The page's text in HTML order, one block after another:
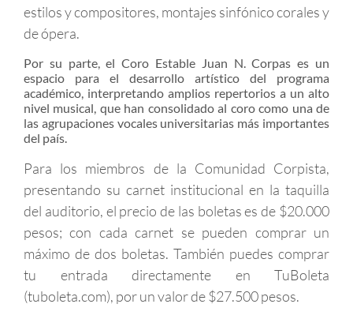
estilos y compositores, montajes sinfónico corales y
de ópera.
Por su parte, el Coro Estable Juan N. Corpas es un
espacio para el desarrollo artístico del programa
académico, interpretando amplios repertorios a un alto
nivel musical, que han consolidado al coro como una de
las agrupaciones vocales universitarias más importantes
del país.
Para los miembros de la Comunidad Corpista,
presentando su carnet institucional en la taquilla
del auditorio, el precio de las boletas es de $20.000
pesos; con cada carnet se pueden comprar un
máximo de dos boletas. También puedes comprar
tu entrada directamente en TuBoleta
(tuboleta.com), por un valor de $27.500 pesos.